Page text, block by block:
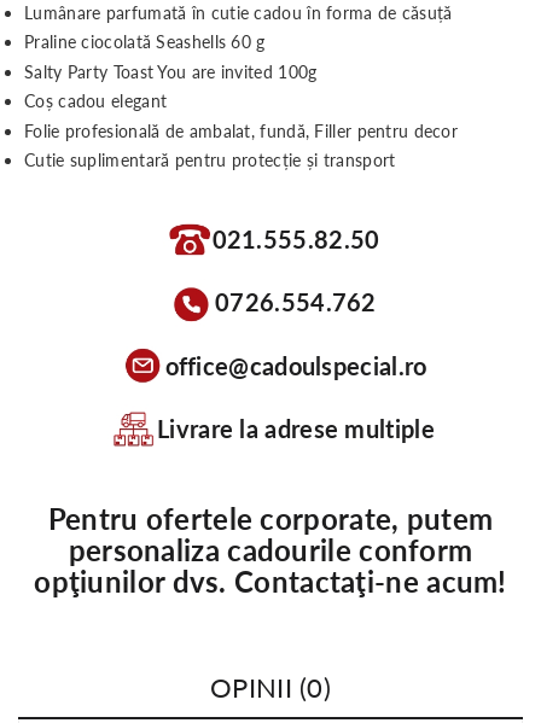
Lumânare parfumată în cutie cadou în forma de căsuță
Praline ciocolată Seashells 60 g
Salty Party Toast You are invited 100g
Coș cadou elegant
Folie profesională de ambalat, fundă, Filler pentru decor
Cutie suplimentară pentru protecție și transport
021.555.82.50
0726.554.762
office@cadoulspecial.ro
Livrare la adrese multiple
Pentru ofertele corporate, putem
personaliza cadourile conform
opţiunilor dvs. Contactaţi-ne acum!
OPINII (0)